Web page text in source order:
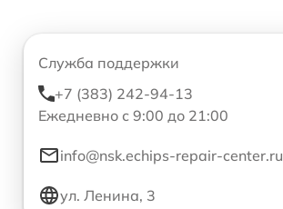
Служба поддержки
+7 (383) 242-94-13
Ежедневно с 9:00 до 21:00
info@nsk.echips-repair-center.ru
ул. Ленина, 3